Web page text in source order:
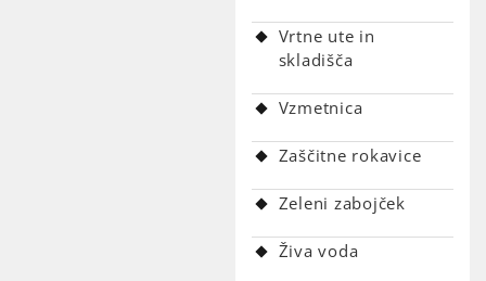
Vrtne ute in
skladišča
Vzmetnica
Zaščitne rokavice
Zeleni zabojček
Živa voda